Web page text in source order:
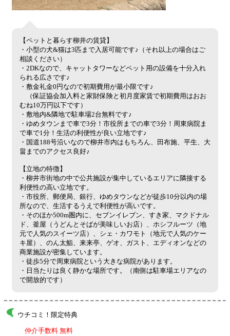
【ペットと暮らす柳井の賃貸】
・小型の犬&猫は3匹まで入居可能です♪（それ以上の場合はご
相談ください）
・2DKなので、キャットタワーなどペット用の設備を十分入れ
られる広さです♪
・敷金礼金0円なので初期費用が最小限です♪
（保証協会加入料と家財保険と初月度家賃で初期費用はおお
むね10万円以下です）
・敷地内&隣地で駐車場2台無料です♪
・ゆめタウンまで車で3分！市役所までの車で3分！周東病院ま
で車で1分！生活の利便性が良い立地です♪
・国道188号沿いなので柳井市内はもちろん、田布施、平生、大
畠までのアクセス良好♪
【立地の特徴】
・柳井市街地の中で公共施設が集中しているエリアに隣接する
利便性の高い立地です。
・市役所、郵便局、銀行、ゆめタウンなどが徒歩10分以内の場
所なので、生活するうえで利便性が高いです。
・そのほか500m圏内に、セブンイレブン、すき家、マクドナル
ド、釜屋（うどんとそばが美味しいお店）、ホシフルーツ（地
元で人気のスイーツ店）、シェ・カワモト（地元で人気のケー
キ屋）、のん太鮨、来来亭、ゲオ、ガスト、エディオンなどの
商業施設が密集しています。
・徒歩5分で周東病院という大きな病院があります。
・日当たりは良く静かな場所です。（南側は駐車場エリアなの
で開放的です）
ウチコミ！限定特典
仲介手数料 無料